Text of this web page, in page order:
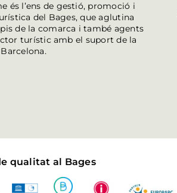
és l’ens de gestió, promoció i
del Bages, que aglutina
de la comarca i també agents
turístic amb el suport de la
qualitat al Bages